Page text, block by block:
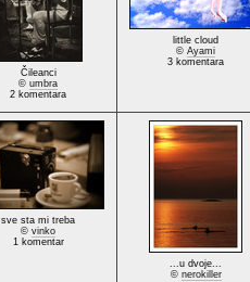
Čileanci
© umbra
2 komentara
little cloud
© Ayami
3 komentara
sve sta mi treba
© vinko
1 komentar
...u dvoje...
© nerokiller